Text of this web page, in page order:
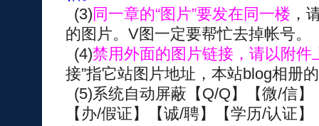
(3)同一章的“图片”要发在同一楼 ，
的图片。V图一定要帮忙去掉帐号。
(4)禁用外面的图片链接，请以附件
接”指它站图片地址，本站blog相册
(5)系统自动屏蔽【Q/Q】【微/信
【办/假证】【诚/聘】【学历/认证